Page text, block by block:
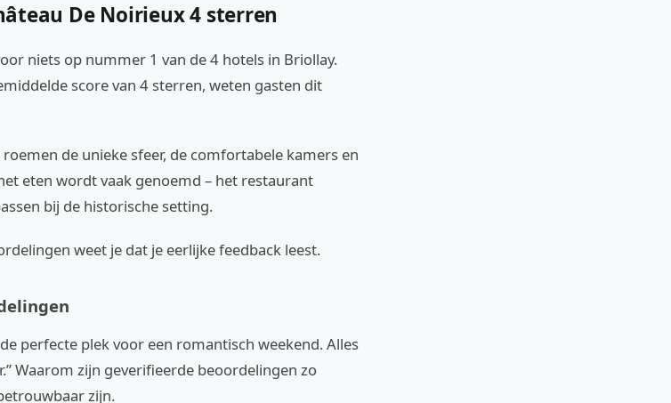
De Noirieux 4 sterren
niets op nummer 1 van de 4 hotels in Briollay.
score van 4 sterren, weten gasten dit
de unieke sfeer, de comfortabele kamers en
eten wordt vaak genoemd – het restaurant
bij de historische setting.
weet je dat je eerlijke feedback leest.
perfecte plek voor een romantisch weekend. Alles
Waarom zijn geverifieerde beoordelingen zo
zijn.